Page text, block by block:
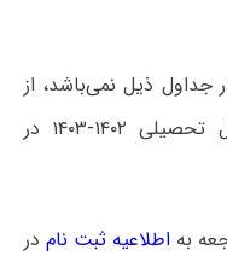
جداول ذیل نمی‌باشد، از
طرف دانشگاه برای پذیرش در سال تحصیلی ۱۴۰۲-۱۴۰۳ در
اطلاعیه ثبت نام در